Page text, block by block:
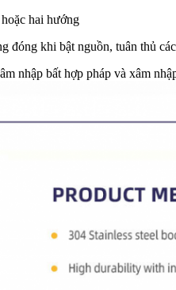
hai hướng
đóng khi bật nguồn, tuân thủ
nhập bất hợp pháp và xâm